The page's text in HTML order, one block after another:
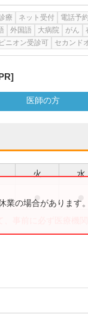
療 ネット受付 電話予約
外国語 大病院 がん
ニオン受診可
セカンド
医師の方
火 水
● ●
事前に必ず医療機
業の場合があります